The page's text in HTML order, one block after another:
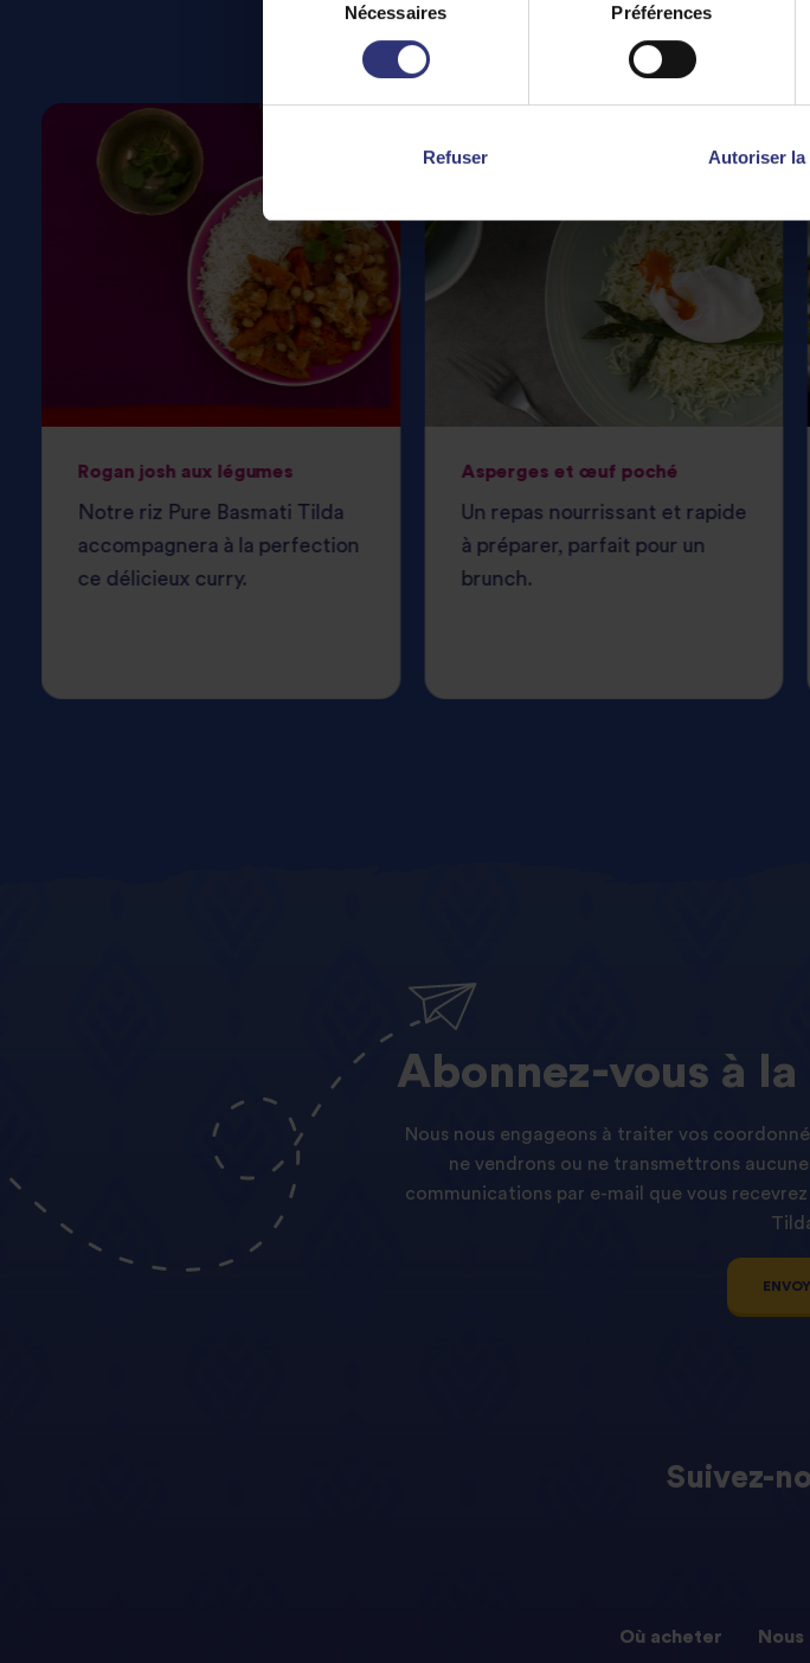
consentement
Nécessaires Préférences
Refuser Autoriser la
Recettes
Rogan josh aux légumes
Notre riz Pure Basmati Tilda
accompagnera à la perfection
ce délicieux curry.
Asperges et œuf poché
Un repas nourrissant et rapide
à préparer, parfait pour un
brunch.
Abonnez-vous à la
Nous nous engageons à traiter vos
ne vendrons ou ne transmettrons
communications par e-mail que vous
Suivez-
Où acheter